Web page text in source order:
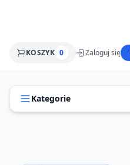
KOSZYK 0 Zaloguj się
Kategorie